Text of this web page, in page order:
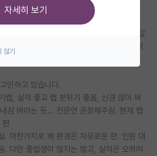
게시판
판
판
있어 최종적인 고민을 하고 있는 학부생입
, 아래 적은 연구실들은 모두 대략적으로 같
이며, 군대를 가는 시간이 아깝게 느껴져서
민하고 있습니다.
랩, 실적 좋고 랩 분위기 좋음, 신경 많이 써
심 바라는 듯... 전문연 권장해주심. 현재 랩
편
. 마찬가지로 꽤 환경은 자유로운 편. 인원 대
. 다만 졸업생이 많지는 않고, 실적은 오히려
자세히 보기
않기